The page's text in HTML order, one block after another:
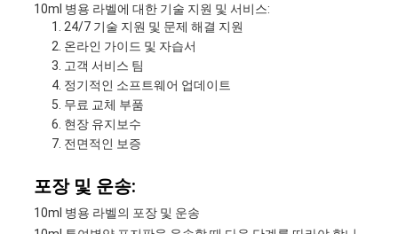
10ml 병용 라벨에 대한 기술 지원 및 서비스:
24/7 기술 지원 및 문제 해결 지원
온라인 가이드 및 자습서
고객 서비스 팀
정기적인 소프트웨어 업데이트
무료 교체 부품
현장 유지보수
전면적인 보증
포장 및 운송:
10ml 병용 라벨의 포장 및 운송